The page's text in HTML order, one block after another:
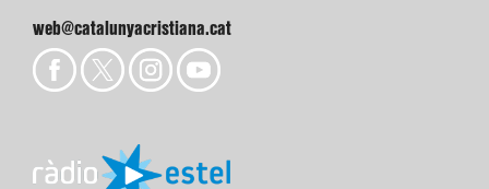
web@catalunyacristiana.cat